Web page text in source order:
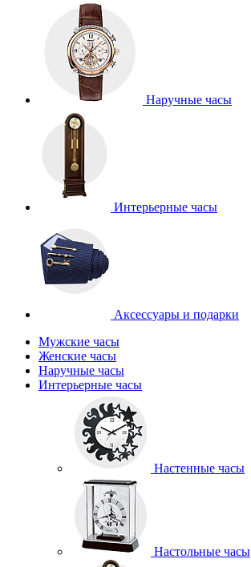
Наручные часы
Интерьерные часы
Аксессуары и подарки
Мужские часы
Женские часы
Наручные часы
Интерьерные часы
Настенные часы
Настольные часы